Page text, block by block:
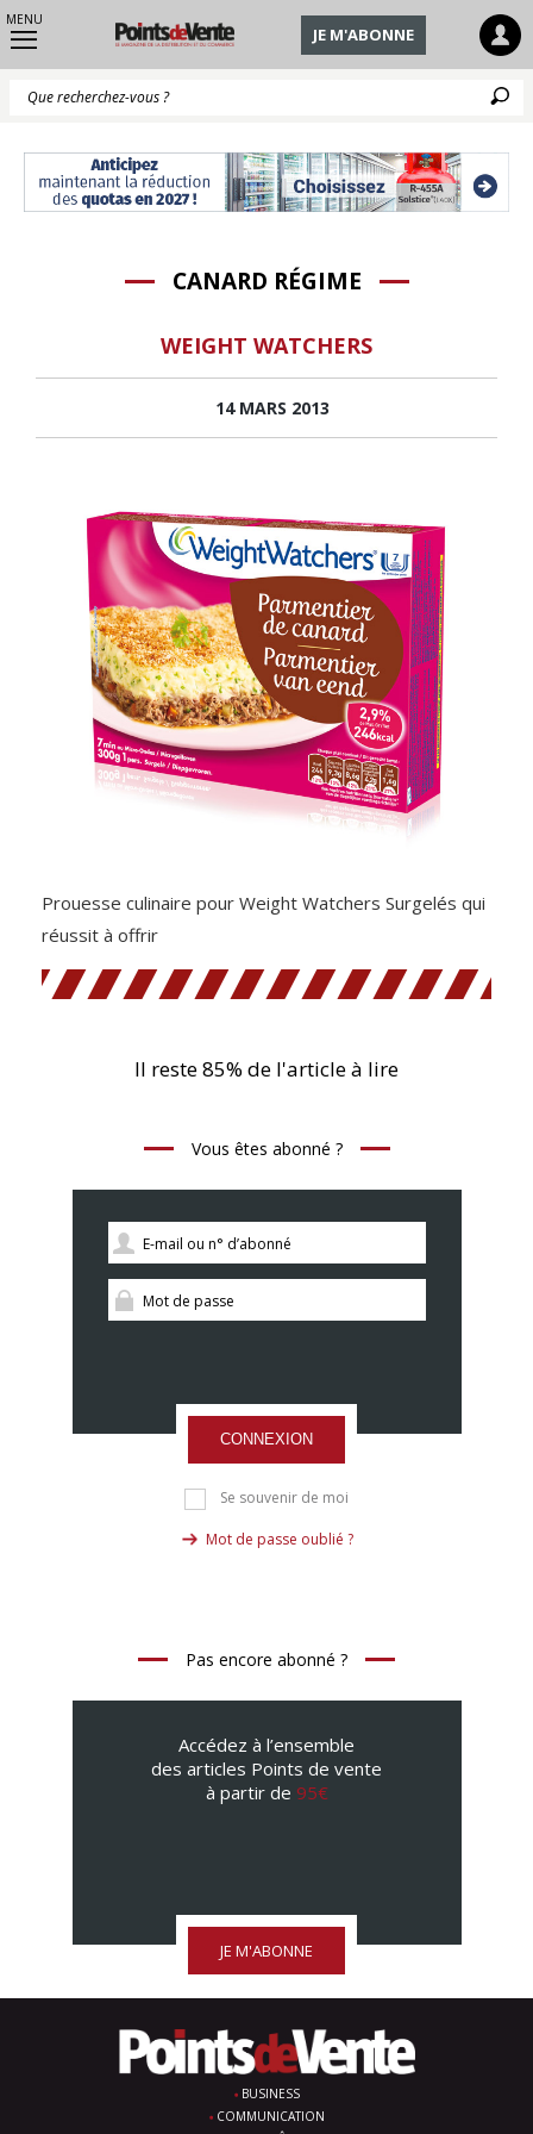
MENU
JE M'ABONNE
CANARD RÉGIME
WEIGHT WATCHERS
14 MARS 2013
Prouesse culinaire pour Weight Watchers Surgelés qui
réussit à offrir
Il reste 85% de l'article à lire
Vous êtes abonné ?
CONNEXION
Se souvenir de moi
Mot de passe oublié ?
Pas encore abonné ?
Accédez à l’ensemble
des articles Points de vente
à partir de 95€
JE M'ABONNE
BUSINESS
COMMUNICATION